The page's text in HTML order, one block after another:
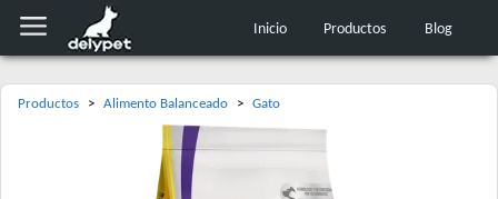
Inicio Productos Blog
Productos > Alimento Balanceado > Gato